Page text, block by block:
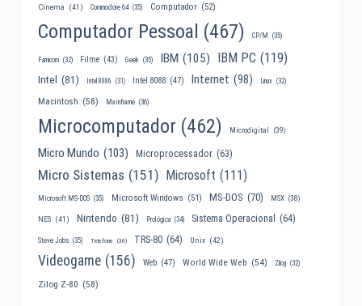
Cinema (41) Commodore 64 (35) Computador (52)
Computador Pessoal (467) CP/M (35)
Famicom (32) Filme (43) Geek (35) IBM (105) IBM PC (119)
Intel (81) Intel 8086 (31) Intel 8088 (47) Internet (98) Linux (32)
Macintosh (58) Mainframe (36)
Microcomputador (462) Microdigital (39)
Micro Mundo (103) Microprocessador (63)
Micro Sistemas (151) Microsoft (111)
Microsoft MS-DOS (35) Microsoft Windows (51) MS-DOS (70) MSX (38)
NES (41) Nintendo (81) Prológica (34) Sistema Operacional (64)
Steve Jobs (35) Telefone (30) TRS-80 (64) Unix (42)
Videogame (156) Web (47) World Wide Web (54) Zilog (32)
Zilog Z-80 (58)